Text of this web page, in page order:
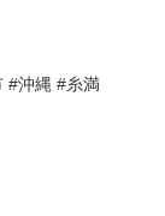
#沖縄 #糸満